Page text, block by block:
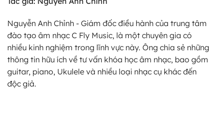
Nguyễn Anh Chỉnh - Giám đốc điều hành của trung tâm
đào tạo âm nhạc C Fly Music, là một chuyên gia có
nhiều kinh nghiệm trong lĩnh vực này. Ông chia sẻ những
thông tin hữu ích về tư vấn khóa học âm nhạc, bao gồm
guitar, piano, Ukulele và nhiều loại nhạc cụ khác đến
độc giả.